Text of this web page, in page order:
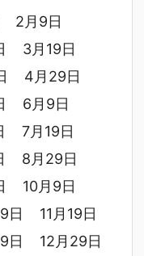
2月9日
3月19日
4月29日
6月9日
7月19日
8月29日
10月9日
日
11月19日
日 12月29日